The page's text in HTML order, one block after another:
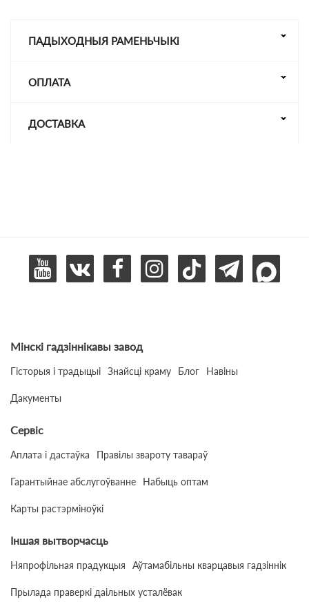
ПАДЫХОДНЫЯ РАМЕНЬЧЫКі
ОПЛАТА
ДОСТАВКА
Мінскі гадзіннікавы завод
Гісторыя і традыцыі Знайсці краму Блог Навіны
Дакументы
Сервіс
Аплата і дастаўка Правілы звароту тавараў
Гарантыйнае абслугоўванне Набыць оптам
Карты растэрміноўкі
Іншая вытворчасць
Няпрофільная прадукцыя Аўтамабільны кварцавыя гадзіннік
Прылада праверкі даільных усталёвак